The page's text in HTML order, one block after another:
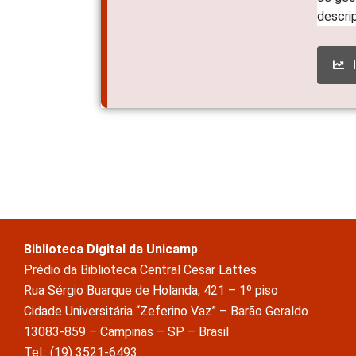
Biblioteca Digital da Unicamp
Prédio da Biblioteca Central Cesar Lattes
Rua Sérgio Buarque de Holanda, 421 – 1º piso
Cidade Universitária “Zeferino Vaz” – Barão Geraldo
13083-859 – Campinas – SP – Brasil
Tel.: (19) 3521-6493